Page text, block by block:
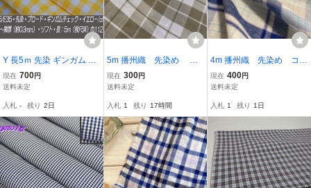
Y 長5ｍ 先染 ギンガム チ
ェック T/C ブロード イエ
ロー/Off白 綿65/E35 中間
ッズ 子供服 パッチワーク
手芸
現在 700円
送料未定
入札 - 残り 2日
5m 播州織 先染め チ
ェック柄 生地 はぎれ
現在 300円
送料未定
入札 1 残り 17時間
4m 播州織 先染め コッ
トンリネン 薄手の柔ら
かチェック柄 生地
現在 400円
送料未定
入札 1 残り 1日